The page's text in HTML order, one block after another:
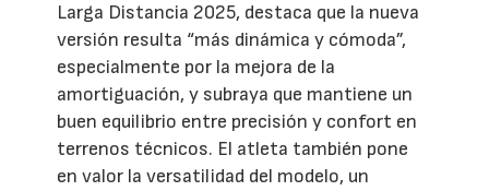
Larga Distancia 2025, destaca que la nueva
versión resulta “más dinámica y cómoda”,
especialmente por la mejora de la
amortiguación, y subraya que mantiene un
buen equilibrio entre precisión y confort en
terrenos técnicos. El atleta también pone
en valor la versatilidad del modelo, un